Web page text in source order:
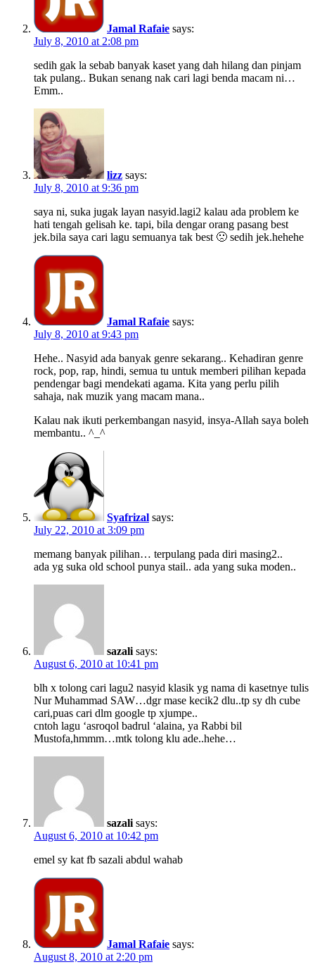
Jamal Rafaie says:
July 8, 2010 at 2:08 pm
sedih gak la sebab banyak kaset yang dah hilang dan pinjam
tak pulang.. Bukan senang nak cari lagi benda macam ni…
Emm..
lizz says:
July 8, 2010 at 9:36 pm
saya ni, suka jugak layan nasyid.lagi2 kalau ada problem ke
hati tengah gelisah ke. tapi, bila dengar orang pasang best
jek.bila saya cari lagu semuanya tak best 🙁 sedih jek.hehehe
Jamal Rafaie says:
July 8, 2010 at 9:43 pm
Hehe.. Nasyid ada banyak genre sekarang.. Kehadiran genre
rock, pop, rap, hindi, semua tu untuk memberi pilihan kepada
pendengar bagi mendekati agama. Kita yang perlu pilih
sahaja, nak muzik yang macam mana..
Kalau nak ikuti perkembangan nasyid, insya-Allah saya boleh
membantu.. ^_^
Syafrizal says:
July 22, 2010 at 3:09 pm
memang banyak pilihan… terpulang pada diri masing2..
ada yg suka old school punya stail.. ada yang suka moden..
sazali says:
August 6, 2010 at 10:41 pm
blh x tolong cari lagu2 nasyid klasik yg nama di kasetnye tulis
Nur Muhammad SAW…dgr mase kecik2 dlu..tp sy dh cube
cari,puas cari dlm google tp xjumpe..
cntoh lagu ‘asroqol badrul ‘alaina, ya Rabbi bil
Mustofa,hmmm…mtk tolong klu ade..hehe…
sazali says:
August 6, 2010 at 10:42 pm
emel sy kat fb sazali abdul wahab
Jamal Rafaie says:
August 8, 2010 at 2:20 pm